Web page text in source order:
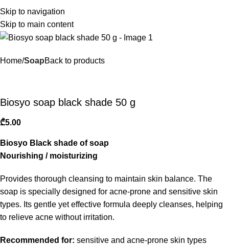
Skip to navigation
Skip to main content
Home SoapBack to products
Biosyo soap black shade 50 g
₾5.00
Biosyo Black shade of soap
Nourishing / moisturizing
Provides thorough cleansing to maintain skin balance. The
soap is specially designed for acne-prone and sensitive skin
types. Its gentle yet effective formula deeply cleanses, helping
to relieve acne without irritation.
Recommended for: sensitive and acne-prone skin types